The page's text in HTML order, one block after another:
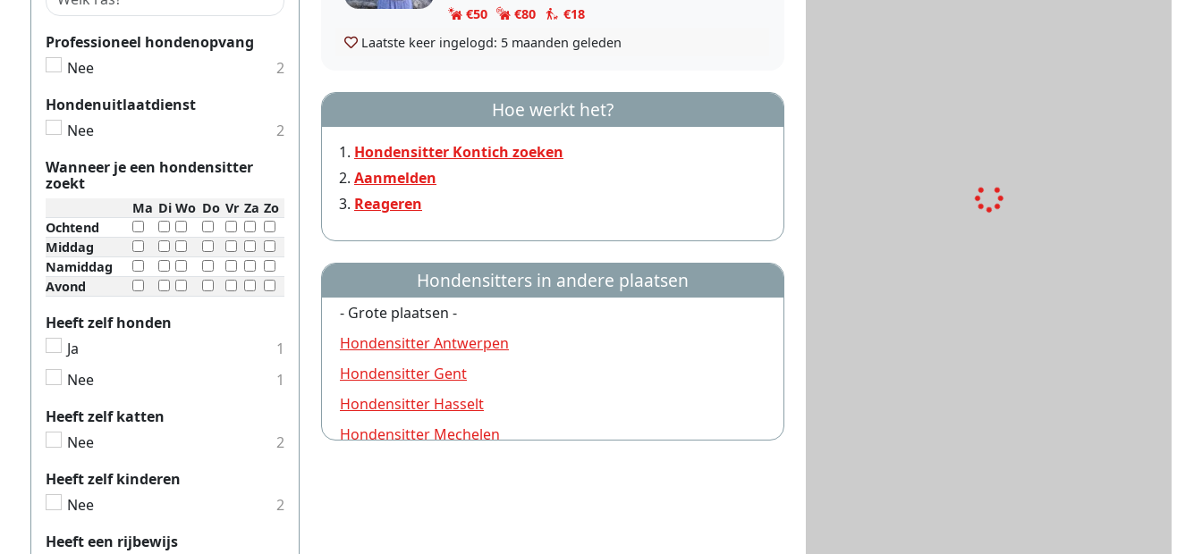
€50
€80
€18
Laatste keer ingelogd: 5 maanden geleden
Hoe werkt het?
Hondensitter Kontich zoeken
Aanmelden
Reageren
Hondensitters in andere plaatsen
- Grote plaatsen -
Hondensitter Antwerpen
Hondensitter Gent
Hondensitter Hasselt
Hondensitter Mechelen
Professioneel hondenopvang
Nee
2
Hondenuitlaatdienst
Nee
2
Wanneer je een hondensitter
zoekt
Ma Di Wo Do Vr Za Zo
Ochtend
Middag
Namiddag
Avond
Heeft zelf honden
Ja
1
Nee
1
Heeft zelf katten
Nee
2
Heeft zelf kinderen
Nee
2
Heeft een rijbewijs